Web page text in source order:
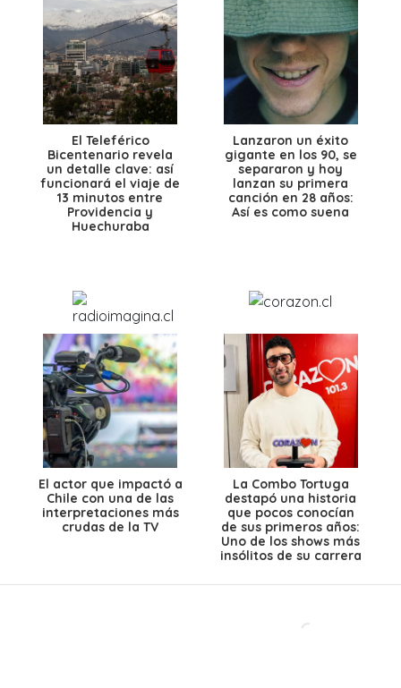
El Teleférico
Bicentenario revela
un detalle clave: así
funcionará el viaje de
13 minutos entre
Providencia y
Huechuraba
Lanzaron un éxito
gigante en los 90, se
separaron y hoy
lanzan su primera
canción en 28 años:
Así es como suena
El actor que impactó a
Chile con una de las
interpretaciones más
crudas de la TV
La Combo Tortuga
destapó una historia
que pocos conocían
de sus primeros años:
Uno de los shows más
insólitos de su carrera